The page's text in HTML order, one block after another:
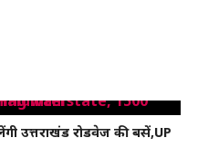
उत्तराखंड रोडवेज की बसें,UP